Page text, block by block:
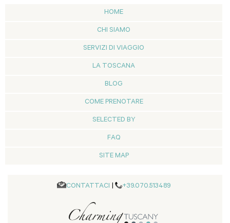
HOME
CHI SIAMO
SERVIZI DI VIAGGIO
LA TOSCANA
BLOG
COME PRENOTARE
SELECTED BY
FAQ
SITE MAP
CONTATTACI | +39.070.513489